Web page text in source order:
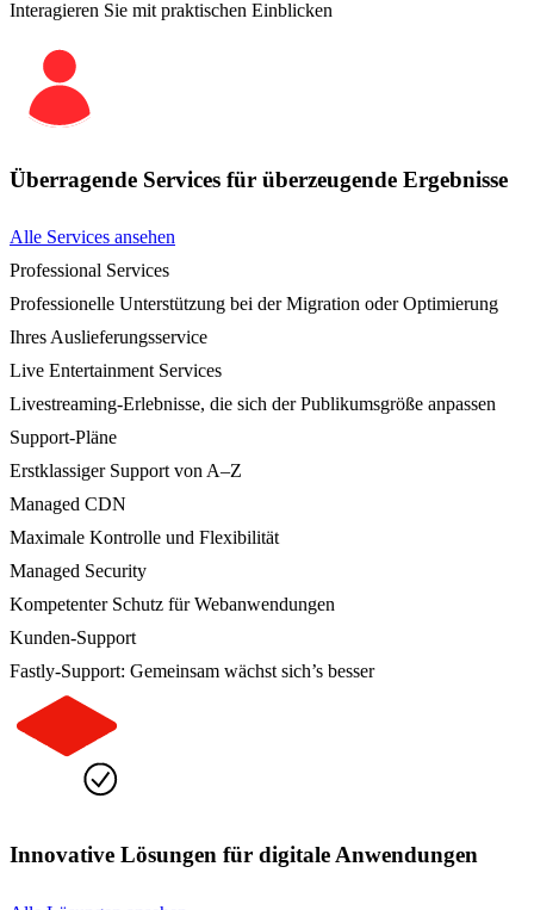
Interagieren Sie mit praktischen Einblicken
Überragende Services für überzeugende Ergebnisse
Alle Services ansehen
Professional Services
Professionelle Unterstützung bei der Migration oder Optimierung
Ihres Auslieferungsservice
Live Entertainment Services
Livestreaming-Erlebnisse, die sich der Publikumsgröße anpassen
Support-Pläne
Erstklassiger Support von A–Z
Managed CDN
Maximale Kontrolle und Flexibilität
Managed Security
Kompetenter Schutz für Webanwendungen
Kunden-Support
Fastly-Support: Gemeinsam wächst sich’s besser
Innovative Lösungen für digitale Anwendungen